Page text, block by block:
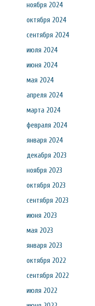
ноября 2024
октября 2024
сентября 2024
июля 2024
июня 2024
мая 2024
апреля 2024
марта 2024
февраля 2024
января 2024
декабря 2023
ноября 2023
октября 2023
сентября 2023
июня 2023
мая 2023
января 2023
октября 2022
сентября 2022
июля 2022